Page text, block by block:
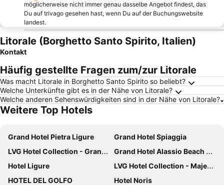
möglicherweise nicht immer genau dasselbe Angebot findest, das
Du auf trivago gesehen hast, wenn Du auf der Buchungswebsite
landest.
Litorale (Borghetto Santo Spirito, Italien)
Kontakt
Häufig gestellte Fragen zum/zur Litorale
Was macht Litorale in Borghetto Santo Spirito so beliebt?
Welche Unterkünfte gibt es in der Nähe von Litorale?
Welche anderen Sehenswürdigkeiten sind in der Nähe von Litorale?
Weitere Top Hotels
Grand Hotel Pietra Ligure
Grand Hotel Spiaggia
LVG Hotel Collection - Grand Hotel Mediterranee
Grand Hotel Alassio Beach & Spa Resort - The Leading Hotels of the World
Hotel Ligure
LVG Hotel Collection - Majestic
HOTEL DEL GOLFO
Hotel Noris